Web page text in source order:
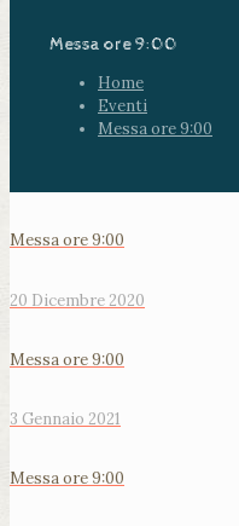
Messa ore 9:00
Home
Eventi
Messa ore 9:00
Messa ore 9:00
20 Dicembre 2020
Messa ore 9:00
3 Gennaio 2021
Messa ore 9:00